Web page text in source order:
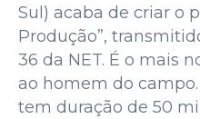
Sul) acaba de criar o
Produção”,
36 da NET. É o mais
ao homem do
tem duração de 50